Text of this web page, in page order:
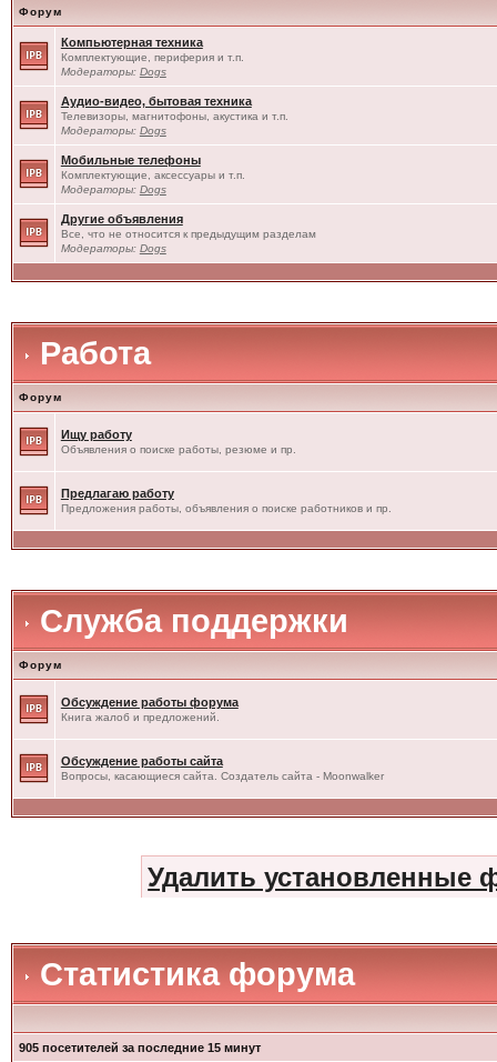
Форум
Компьютерная техника
Комплектующие, периферия и т.п.
Модераторы: Dogs
Аудио-видео, бытовая техника
Телевизоры, магнитофоны, акустика и т.п.
Модераторы: Dogs
Мобильные телефоны
Комплектующие, аксессуары и т.п.
Модераторы: Dogs
Другие объявления
Все, что не относится к предыдущим разделам
Модераторы: Dogs
Работа
Форум
Ищу работу
Объявления о поиске работы, резюме и пр.
Предлагаю работу
Предложения работы, объявления о поиске работников и пр.
Служба поддержки
Форум
Обсуждение работы форума
Книга жалоб и предложений.
Обсуждение работы сайта
Вопросы, касающиеся сайта. Создатель сайта - Moonwalker
Удалить установленные
Статистика форума
905 посетителей за последние 15 минут